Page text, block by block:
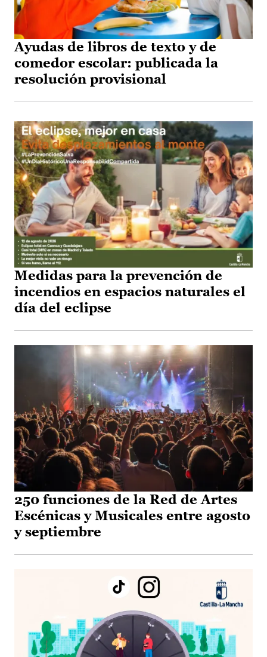
Ayudas de libros de texto y de
comedor escolar: publicada la
resolución provisional
Medidas para la prevención de
incendios en espacios naturales el
día del eclipse
250 funciones de la Red de Artes
Escénicas y Musicales entre agosto
y septiembre